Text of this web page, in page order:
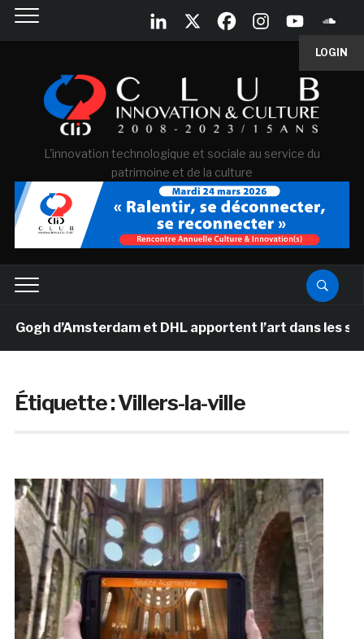
LOGIN
L'innovation technologique et sociale au service du
patrimoine et de la culture
d’Amsterdam et DHL apportent l’art dans les
Étiquette :Villers-la-ville